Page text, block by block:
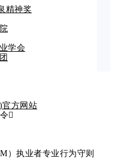
精神奖
学会
官方网站
）执业者专业行为守则